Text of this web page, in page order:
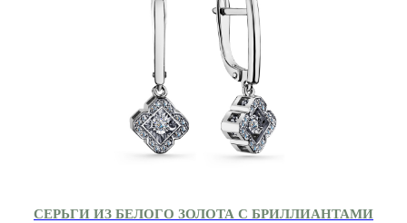
СЕРЬГИ ИЗ БЕЛОГО ЗОЛОТА С БРИЛЛИАНТАМИ